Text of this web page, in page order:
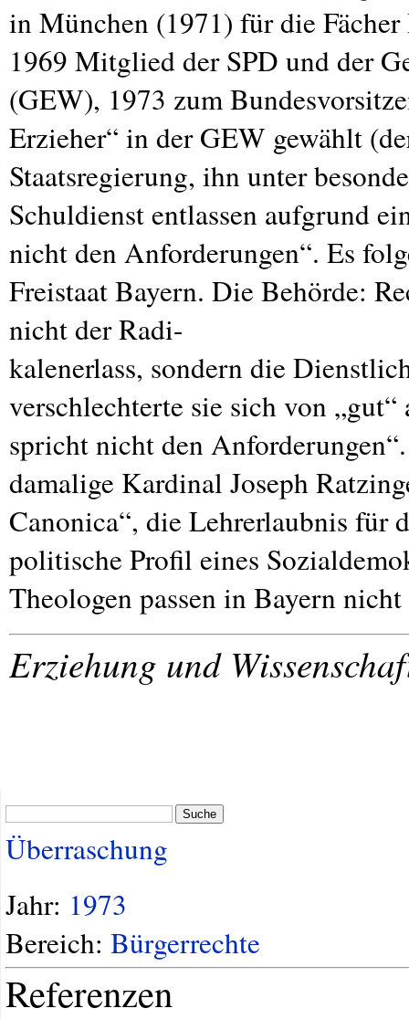
in München (1971) für die
1969 Mitglied derSPD und der
(GEW), 1973 zum
Erzieher“ in derGEW gewählt
Staatsregierung, ihn unter
Schuldienst entlassen aufgrund
nicht den Anforderungen“. Es
Freistaat Bayern. Die Behörde:
nicht der Radi-
kalenerlass, sondern die
verschlechterte sie sich von „gut“
spricht nicht den
damalige Kardinal Joseph
Canonica“, die Lehrerlaubnis für
politische Profil eines
Theologen passen in Bayern
Erziehung und
Suche
Überraschung
Jahr: 1973
Bereich: Bürgerrechte
Referenzen